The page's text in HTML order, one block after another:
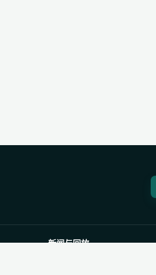
新闻与回放